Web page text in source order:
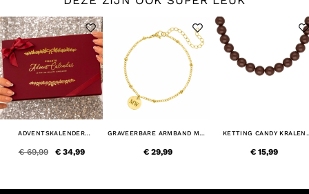
ADVENTSKALENDER
€ 34,99
€ 69,99
GRAVEERBARE ARMBAND MET
€ 29,99
KETTING CANDY KRALEN
€ 15,99